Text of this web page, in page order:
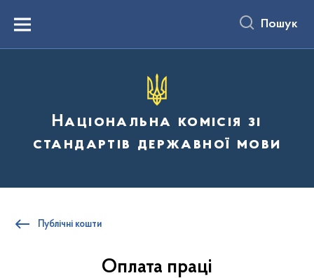
вмістуMenu Пошук
Національна комісія зі
стандартів державної мови
Публічні кошти
Оплата праці